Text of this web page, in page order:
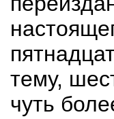
тему,
чуть